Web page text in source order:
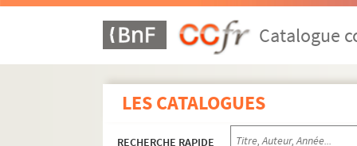
Catalogue
LES CATALOGUES
RECHERCHE RAPIDE